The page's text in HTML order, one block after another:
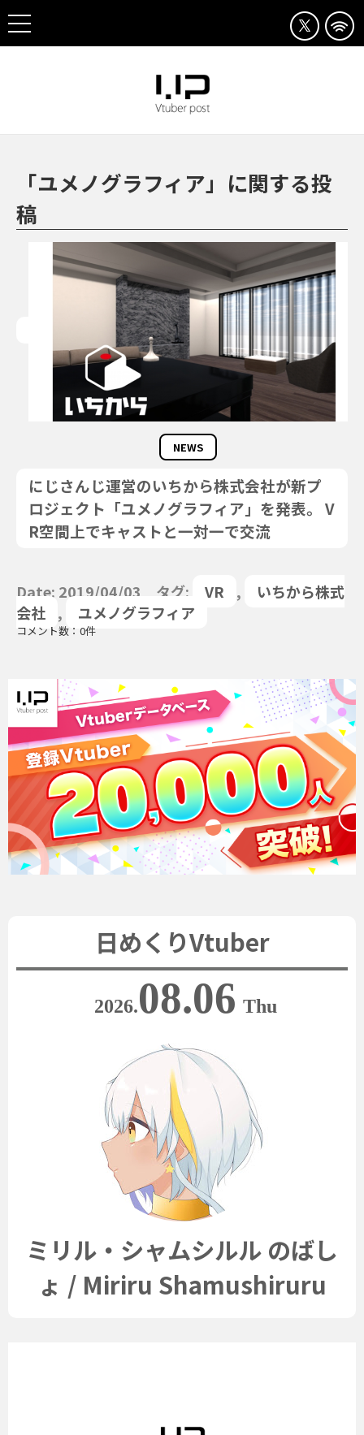
「ユメノグラフィア」に関する投
稿
NEWS
にじさんじ運営のいちから株式会社が新プ
ロジェクト「ユメノグラフィア」を発表。 V
R空間上でキャストと一対一で交流
Date: 2019/04/03 タグ: VR ,
いちから株式
会社
, ユメノグラフィア
コメント数：0件
日めくりVtuber
2026.08.06 Thu
ミリル・シャムシルル のばし
ょ / Miriru Shamushiruru